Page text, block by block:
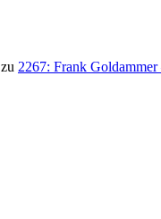
zu 2267: Frank